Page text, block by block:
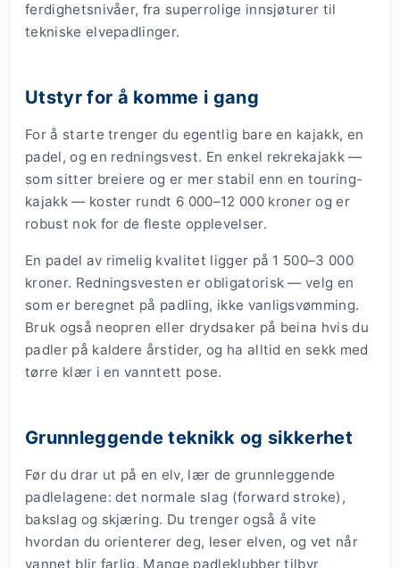
ferdighetsnivåer, fra superrolige innsjøturer til
tekniske elvepadlinger.
Utstyr for å komme i gang
For å starte trenger du egentlig bare en kajakk, en
padel, og en redningsvest. En enkel rekrekajakk —
som sitter breiere og er mer stabil enn en touring-
kajakk — koster rundt 6 000–12 000 kroner og er
robust nok for de fleste opplevelser.
En padel av rimelig kvalitet ligger på 1 500–3 000
kroner. Redningsvesten er obligatorisk — velg en
som er beregnet på padling, ikke vanligsvømming.
Bruk også neopren eller drydsaker på beina hvis du
padler på kaldere årstider, og ha alltid en sekk med
tørre klær i en vanntett pose.
Grunnleggende teknikk og sikkerhet
Før du drar ut på en elv, lær de grunnleggende
padlelagene: det normale slag (forward stroke),
bakslag og skjæring. Du trenger også å vite
hvordan du orienterer deg, leser elven, og vet når
vannet blir farlig. Mange padleklubber tilbyr